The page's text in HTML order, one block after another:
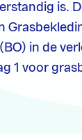
is.
in de
1 voor